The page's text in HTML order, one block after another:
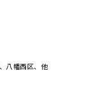
八幡西区、他